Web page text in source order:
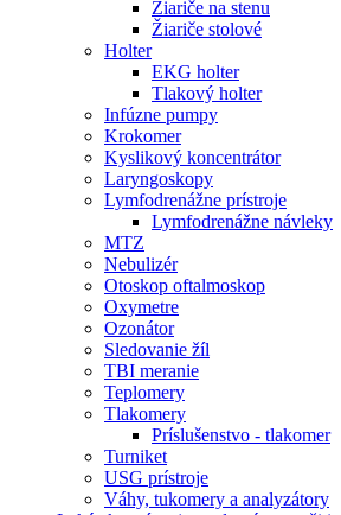
Žiariče na stenu
Žiariče stolové
Holter
EKG holter
Tlakový holter
Infúzne pumpy
Krokomer
Kyslikový koncentrátor
Laryngoskopy
Lymfodrenážne prístroje
Lymfodrenážne návleky
MTZ
Nebulizér
Otoskop oftalmoskop
Oxymetre
Ozonátor
Sledovanie žíl
TBI meranie
Teplomery
Tlakomery
Príslušenstvo - tlakomer
Turniket
USG prístroje
Váhy, tukomery a analyzátory